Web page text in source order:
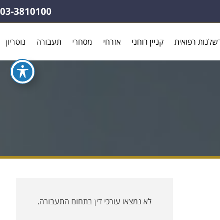
03-3810100
רפואית קניין רוחני אזרחי מסחרי תעבורה נוטריון
לא נמצאו עורכי דין בתחום התעבורה.